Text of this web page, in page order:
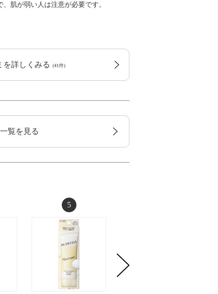
肌が弱い人は注意が必要です。
を詳しくみる (41件)
覧を見る
5